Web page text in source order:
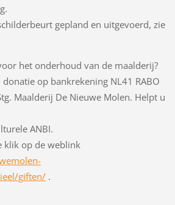
gepland en uitgevoerd, zie
het onderhoud van de maalderij?
op bankrekening NL41 RABO
Maalderij De Nieuwe Molen. Helpt u
ANBI.
klik op de weblink
giften/.